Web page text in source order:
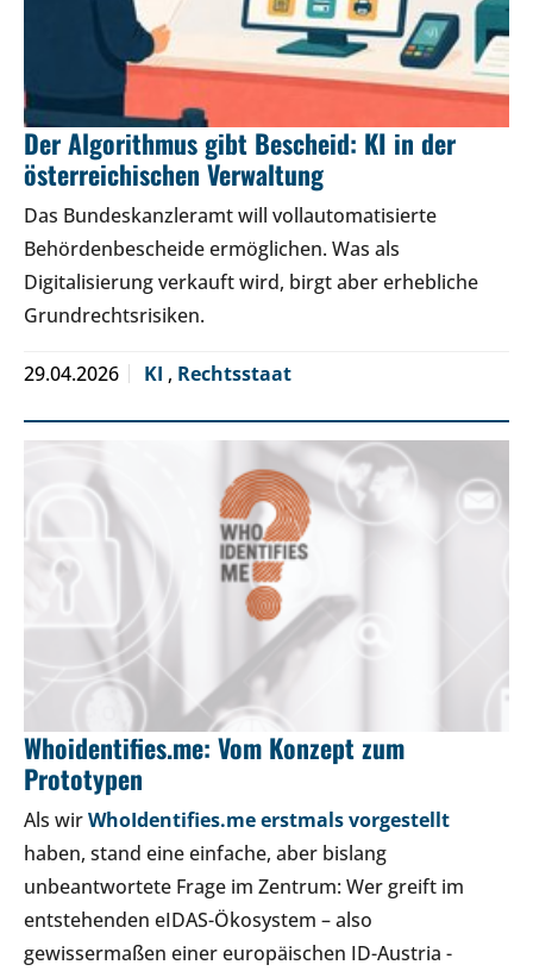
Der Algorithmus gibt Bescheid: KI in der
österreichischen Verwaltung
Das Bundeskanzleramt will vollautomatisierte
Behördenbescheide ermöglichen. Was als
Digitalisierung verkauft wird, birgt aber erhebliche
Grundrechtsrisiken.
29.04.2026 KI , Rechtsstaat
Whoidentifies.me: Vom Konzept zum
Prototypen
Als wirWhoIdentifies.me erstmals vorgestellt
haben, stand eine einfache, aber bislang
unbeantwortete Frage im Zentrum: Wer greift im
entstehenden eIDAS-Ökosystem – also
gewissermaßen einer europäischen ID-Austria -